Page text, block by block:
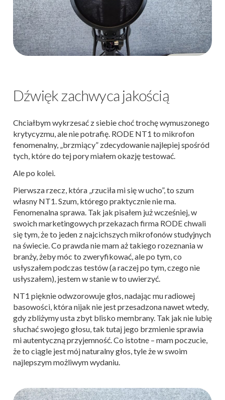
Dźwięk zachwyca jakością
Chciałbym wykrzesać z siebie choć trochę wymuszonego
krytycyzmu, ale nie potrafię. RODE NT1 to mikrofon
fenomenalny, „brzmiący” zdecydowanie najlepiej spośród
tych, które do tej pory miałem okazję testować.
Ale po kolei.
Pierwsza rzecz, która „rzuciła mi się w ucho”, to szum
własny NT1. Szum, którego praktycznie nie ma.
Fenomenalna sprawa. Tak jak pisałem już wcześniej, w
swoich marketingowych przekazach firma RODE chwali
się tym, że to jeden z najcichszych mikrofonów studyjnych
na świecie. Co prawda nie mam aż takiego rozeznania w
branży, żeby móc to zweryfikować, ale po tym, co
usłyszałem podczas testów (a raczej po tym, czego nie
usłyszałem), jestem w stanie w to uwierzyć.
NT1 pięknie odwzorowuje głos, nadając mu radiowej
basowości, która nijak nie jest przesadzona nawet wtedy,
gdy zbliżymy usta zbyt blisko membrany. Tak jak nie lubię
słuchać swojego głosu, tak tutaj jego brzmienie sprawia
mi autentyczną przyjemność. Co istotne – mam poczucie,
że to ciągle jest mój naturalny głos, tyle że w swoim
najlepszym możliwym wydaniu.